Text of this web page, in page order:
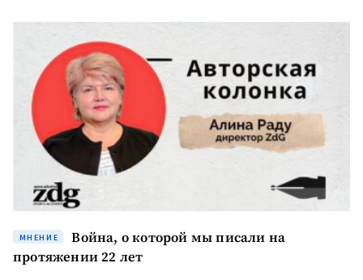
МНЕНИЕ
Война, о которой мы писали на
протяжении 22 лет